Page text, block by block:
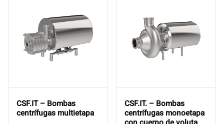
CSF.IT – Bombas
centrífugas multietapa
CSF.IT. – Bombas
centrífugas monoetapa